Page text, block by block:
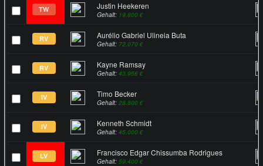
TW Justin Heekeren
Gehalt: 19.800 €
RV Aurélio Gabriel Ulineia Buta
Gehalt: 72.070 €
RV Kayne Ramsay
Gehalt: 43.956 €
IV Timo Becker
Gehalt: 28.800 €
IV Kenneth Schmidt
Gehalt: 45.000 €
LV Francisco Edgar Chissumba Rodrigues
Gehalt: 59.400 €